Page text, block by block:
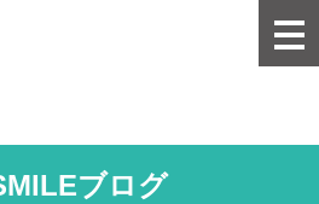
ブログ